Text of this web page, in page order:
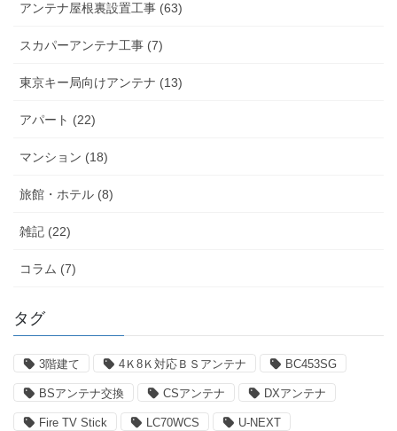
アンテナ屋根裏設置工事 (63)
スカパーアンテナ工事 (7)
東京キー局向けアンテナ (13)
アパート (22)
マンション (18)
旅館・ホテル (8)
雑記 (22)
コラム (7)
タグ
3階建て 4Ｋ8Ｋ対応ＢＳアンテナ BC453SG
BSアンテナ交換 CSアンテナ DXアンテナ
Fire TV Stick LC70WCS U-NEXT